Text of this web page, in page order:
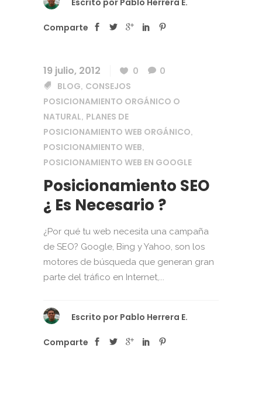
Escrito por Pablo Herrera E.
Comparte
19 julio, 2012 0
0
BLOG, CONSEJOS
POSICIONAMIENTO ORGÁNICO O
NATURAL, PLANES DE
POSICIONAMIENTO WEB ORGÁNICO,
POSICIONAMIENTO WEB,
POSICIONAMIENTO WEB EN GOOGLE
Posicionamiento SEO
¿ Es Necesario ?
¿Por qué tu web necesita una campaña
de SEO? Google, Bing y Yahoo, son los
motores de búsqueda que generan gran
parte del tráfico en Internet,...
Escrito por Pablo Herrera E.
Comparte